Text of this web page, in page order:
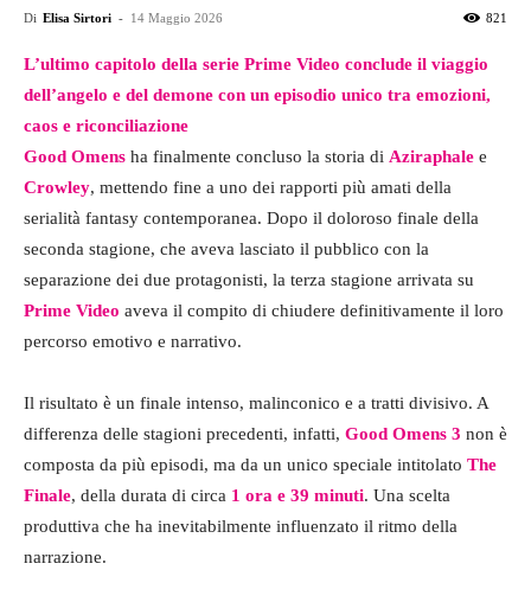
Di Elisa Sirtori - 14 Maggio 2026 821
L’ultimo capitolo della serie Prime Video conclude il viaggio
dell’angelo e del demone con un episodio unico tra emozioni,
caos e riconciliazione
Good Omens ha finalmente concluso la storia di Aziraphale e
Crowley, mettendo fine a uno dei rapporti più amati della
serialità fantasy contemporanea. Dopo il doloroso finale della
seconda stagione, che aveva lasciato il pubblico con la
separazione dei due protagonisti, la terza stagione arrivata su
Prime Video aveva il compito di chiudere definitivamente il loro
percorso emotivo e narrativo.
Il risultato è un finale intenso, malinconico e a tratti divisivo. A
differenza delle stagioni precedenti, infatti, Good Omens 3 non è
composta da più episodi, ma da un unico speciale intitolato The
Finale, della durata di circa 1 ora e 39 minuti. Una scelta
produttiva che ha inevitabilmente influenzato il ritmo della
narrazione.